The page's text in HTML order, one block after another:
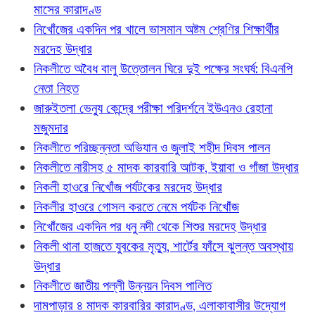
মাসের কারাদণ্ড
নিখোঁজের একদিন পর খালে ভাসমান অষ্টম শ্রেণির শিক্ষার্থীর
মরদেহ উদ্ধার
নিকলীতে অবৈধ বালু উত্তোলন ঘিরে দুই পক্ষের সংঘর্ষ: বিএনপি
নেতা নিহত
জারুইতলা ভেন্যু কেন্দ্রে পরীক্ষা পরিদর্শনে ইউএনও রেহানা
মজুমদার
নিকলীতে পরিচ্ছন্নতা অভিযান ও জুলাই শহীদ দিবস পালন
নিকলীতে নারীসহ ৫ মাদক কারবারি আটক, ইয়াবা ও গাঁজা উদ্ধার
নিকলী হাওরে নিখোঁজ পর্যটকের মরদেহ উদ্ধার
নিকলীর হাওরে গোসল করতে নেমে পর্যটক নিখোঁজ
নিখোঁজের একদিন পর ধনু নদী থেকে শিশুর মরদেহ উদ্ধার
নিকলী থানা হাজতে যুবকের মৃত্যু, শার্টের ফাঁসে ঝুলন্ত অবস্থায়
উদ্ধার
নিকলীতে জাতীয় পল্লী উন্নয়ন দিবস পালিত
দামপাড়ার ৪ মাদক কারবারির কারাদণ্ড, এলাকাবাসীর উদ্যোগ